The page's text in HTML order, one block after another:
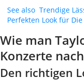
See also Trendige
Perfekten Look für
Wie man
Konzerte
Den richtigen